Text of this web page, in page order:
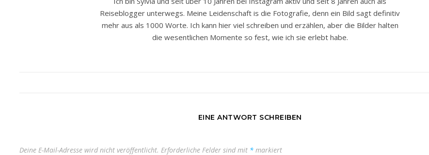
Reiseblogger unterwegs. Meine Leidenschaft is die Fotografie, denn ein Bild sagt definitiv
mehr aus als 1000 Worte. Ich kann hier viel schreiben und erzählen, aber die Bilder halten
die wesentlichen Momente so fest, wie ich sie erlebt habe.
EINE ANTWORT SCHREIBEN
Deine E-Mail-Adresse wird nicht veröffentlicht. Erforderliche Felder sind mit * markiert